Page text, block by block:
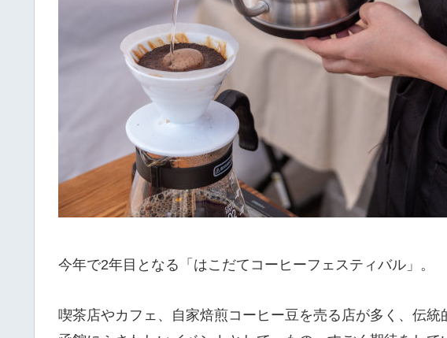
今年で2年目となる「はこだてコーヒーフェスティバル」。
喫茶店やカフェ、自家焙煎コーヒー豆を売る店が多く、伝